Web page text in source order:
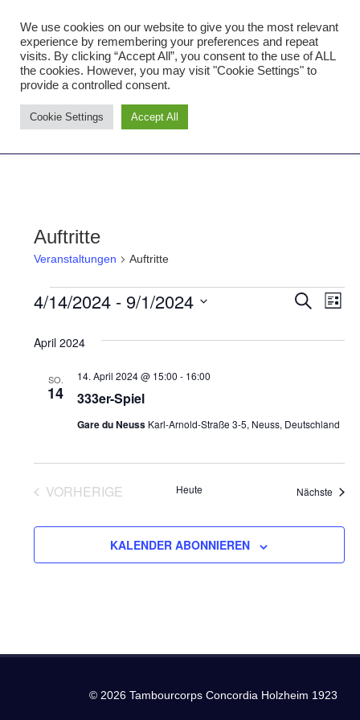
Inhalt
springenTambourcorps Concordia
Holzheim 1923
Tambourcorps
Concordia
Auftritte
Veranstaltungen Auftritte
Veranstaltungen
Suche
SUCHE
LISTE
4/14/2024 - 9/1/2024
wählen.
April 2024
SO.
14 333er-Spiel
14. April 2024 @ 15:00 - 16:00
Gare du Neuss Karl-Arnold-Straße 3-5, Neuss, Deutschland
VORHERIGE
Heute Nächste
KALENDER ABONNIEREN
© 2026 Tambourcorps Concordia Holzheim 1923
We use cookies on our website to give you the most relevant
experience by remembering your preferences and repeat
visits. By clicking “Accept All”, you consent to the use of ALL
the cookies. However, you may visit "Cookie Settings" to
provide a controlled consent.
Cookie Settings Accept All